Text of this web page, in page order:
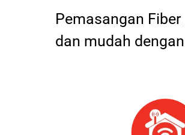
Pemasangan
dan mudah